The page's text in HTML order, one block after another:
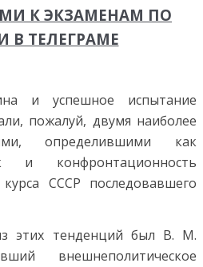
К ЭКЗАМЕНАМ ПО
В ТЕЛЕГРАМЕ
и успешное испытание
пожалуй, двумя наиболее
определившими как
и конфронтационность
СССР последовавшего
этих тенденций был В. М.
внешнеполитическое